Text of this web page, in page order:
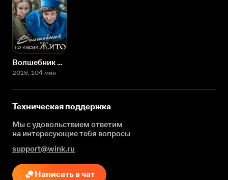
Волшебник по имени Жито
2018, 104 мин
Техническая поддержка
Мы с удовольствием ответим
на интересующиетебя вопросы
support@wink.ru
Написать в чат